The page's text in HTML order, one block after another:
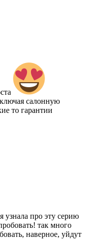
салонную
то гарантии
узнала про эту серию
так много
наверное, уйдут